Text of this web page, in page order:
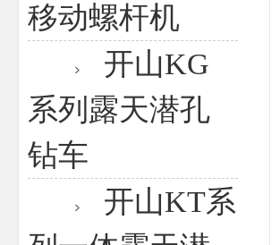
移动螺杆机
开山KG
系列露天潜孔
钻车
开山KT系